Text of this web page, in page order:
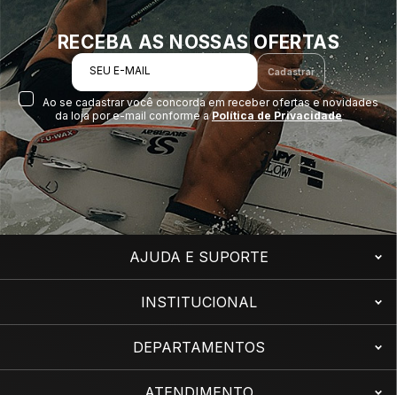
RECEBA AS NOSSAS OFERTAS
SEU E-MAIL Cadastrar
Ao se cadastrar você concorda em receber ofertas e novidades
da loja por e-mail conforme aPolítica de Privacidade
AJUDA E SUPORTE
INSTITUCIONAL
DEPARTAMENTOS